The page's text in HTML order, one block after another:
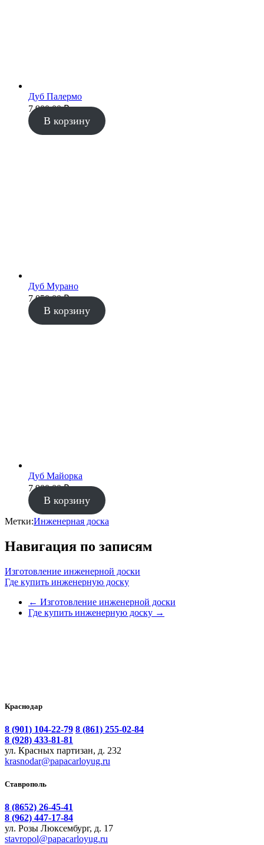
Дуб Палермо
7 900.00₽
В корзину
Дуб Мурано
7 050.00₽
В корзину
Дуб Майорка
7 900.00₽
В корзину
Метки:Инженерная доска
Навигация по записям
Изготовление инженерной доски
Где купить инженерную доску
← Изготовление инженерной доски
Где купить инженерную доску →
Краснодар
8 (901) 104-22-79 8 (861) 255-02-84
8 (928) 433-81-81
ул. Красных партизан, д. 232
krasnodar@papacarloyug.ru
Ставрополь
8 (8652) 26-45-41
8 (962) 447-17-84
ул. Розы Люксембург, д. 17
stavropol@papacarloyug.ru